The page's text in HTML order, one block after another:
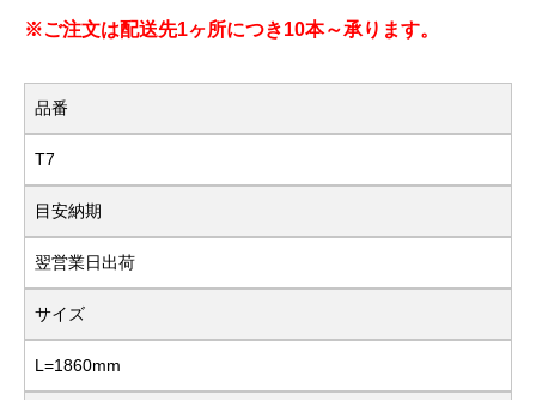
※ご注文は配送先1ヶ所につき10本～承ります。
品番
T7
目安納期
翌営業日出荷
サイズ
L=1860mm